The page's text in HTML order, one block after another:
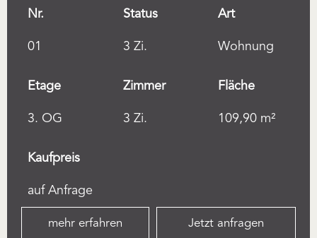
Nr. Status Art
01 3 Zi. Wohnung
Etage Zimmer Fläche
3. OG 3 Zi. 109,90 m²
Kaufpreis
auf Anfrage
mehr erfahren Jetzt anfragen